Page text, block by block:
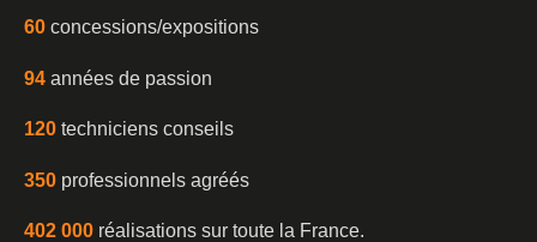
60 concessions/expositions
94 années de passion
120 techniciens conseils
350 professionnels agréés
402 000 réalisations sur toute la France.